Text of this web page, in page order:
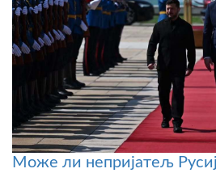
Може ли непријатељ